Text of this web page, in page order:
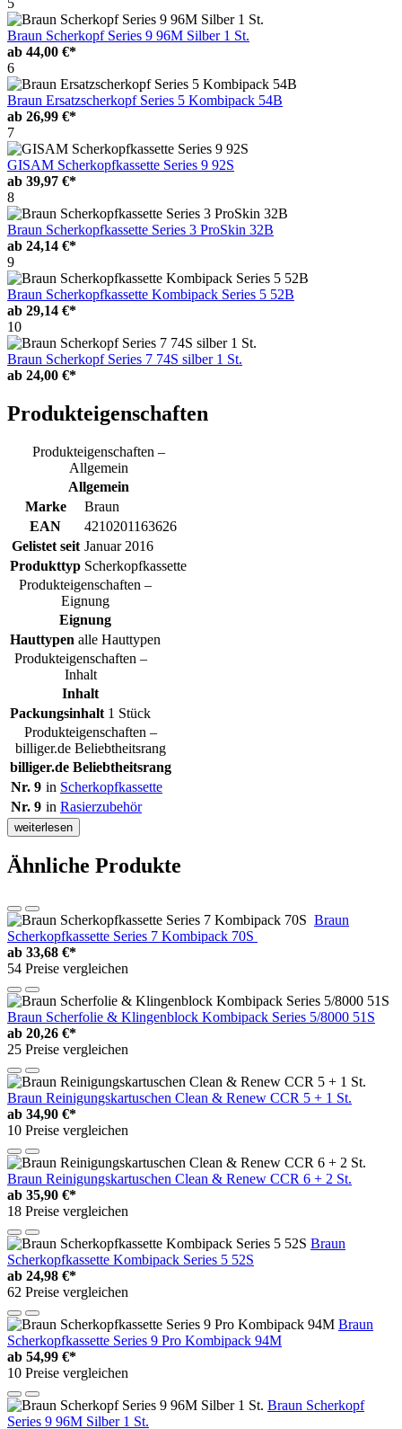
Braun Scherkopf Series 9 96M Silber 1 St.
ab 44,00 €*
6
Braun Ersatzscherkopf Series 5 Kombipack 54B
ab 26,99 €*
7
GISAM Scherkopfkassette Series 9 92S
ab 39,97 €*
8
Braun Scherkopfkassette Series 3 ProSkin 32B
ab 24,14 €*
9
Braun Scherkopfkassette Kombipack Series 5 52B
ab 29,14 €*
10
Braun Scherkopf Series 7 74S silber 1 St.
ab 24,00 €*
Produkteigenschaften
Produkteigenschaften –
Allgemein
Allgemein
Marke
Braun
EAN
4210201163626
Gelistet seit Januar 2016
Produkttyp Scherkopfkassette
Produkteigenschaften –
Eignung
Eignung
Hauttypen alle Hauttypen
Produkteigenschaften –
Inhalt
Inhalt
Packungsinhalt 1 Stück
Produkteigenschaften –
billiger.de Beliebtheitsrang
billiger.de Beliebtheitsrang
Nr. 9 in Scherkopfkassette
Nr. 9 in Rasierzubehör
weiterlesen
Ähnliche Produkte
Braun
Scherkopfkassette Series 7 Kombipack 70S
ab 33,68 €*
54 Preise vergleichen
Braun Scherfolie & Klingenblock Kombipack Series 5/8000 51S
ab 20,26 €*
25 Preise vergleichen
Braun Reinigungskartuschen Clean & Renew CCR 5 + 1 St.
ab 34,90 €*
10 Preise vergleichen
Braun Reinigungskartuschen Clean & Renew CCR 6 + 2 St.
ab 35,90 €*
18 Preise vergleichen
Braun
Scherkopfkassette Kombipack Series 5 52S
ab 24,98 €*
62 Preise vergleichen
Braun
Scherkopfkassette Series 9 Pro Kombipack 94M
ab 54,99 €*
10 Preise vergleichen
Braun Scherkopf
Series 9 96M Silber 1 St.